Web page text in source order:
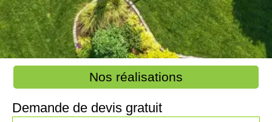
Nos réalisations
Demande de devis gratuit